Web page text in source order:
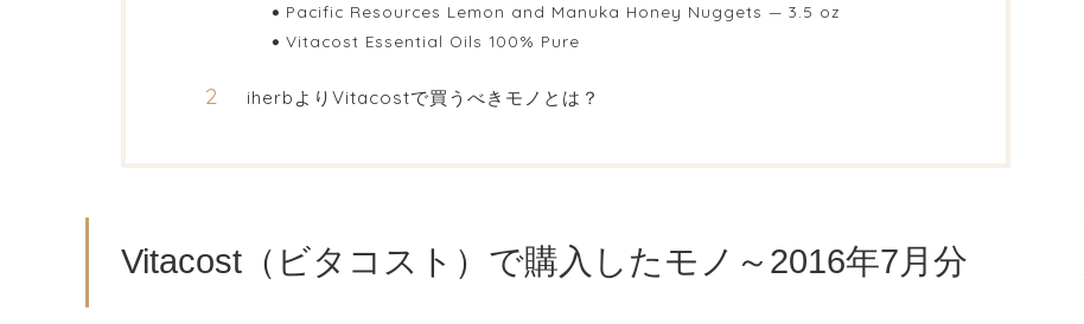
Pacific Resources Lemon and Manuka Honey Nuggets — 3.5 oz
Vitacost Essential Oils 100% Pure
iherbよりVitacostで買うべきモノとは？
Vitacost（ビタコスト）で購入したモノ～2016年7月分